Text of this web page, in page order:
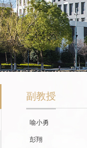
副教授
喻小勇
​彭翔